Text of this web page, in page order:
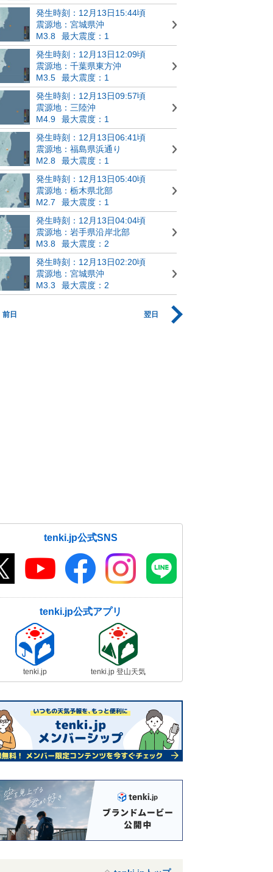
発生時刻：12月13日15:44頃
震源地：宮城県沖
M3.8
最大震度：1
発生時刻：12月13日12:09頃
震源地：千葉県東方沖
M3.5
最大震度：1
発生時刻：12月13日09:57頃
震源地：三陸沖
M4.9
最大震度：1
発生時刻：12月13日06:41頃
震源地：福島県浜通り
M2.8
最大震度：1
発生時刻：12月13日05:40頃
震源地：栃木県北部
M2.7
最大震度：1
発生時刻：12月13日04:04頃
震源地：岩手県沿岸北部
M3.8
最大震度：2
発生時刻：12月13日02:20頃
震源地：宮城県沖
M3.3
最大震度：2
前日 翌日
tenki.jp公式SNS
tenki.jp公式アプリ
tenki.jp tenki.jp 登山天気